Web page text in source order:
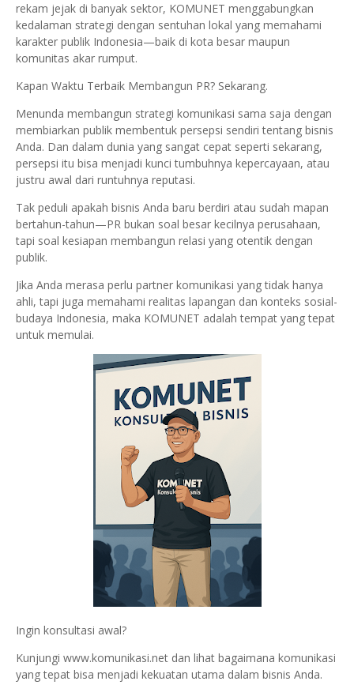
rekam jejak di banyak sektor, KOMUNET menggabungkan
kedalaman strategi dengan sentuhan lokal yang memahami
karakter publik Indonesia—baik di kota besar maupun
komunitas akar rumput.
Kapan Waktu Terbaik Membangun PR? Sekarang.
Menunda membangun strategi komunikasi sama saja dengan
membiarkan publik membentuk persepsi sendiri tentang bisnis
Anda. Dan dalam dunia yang sangat cepat seperti sekarang,
persepsi itu bisa menjadi kunci tumbuhnya kepercayaan, atau
justru awal dari runtuhnya reputasi.
Tak peduli apakah bisnis Anda baru berdiri atau sudah mapan
bertahun-tahun—PR bukan soal besar kecilnya perusahaan,
tapi soal kesiapan membangun relasi yang otentik dengan
publik.
Jika Anda merasa perlu partner komunikasi yang tidak hanya
ahli, tapi juga memahami realitas lapangan dan konteks sosial-
budaya Indonesia, maka KOMUNET adalah tempat yang tepat
untuk memulai.
Ingin konsultasi awal?
Kunjungi www.komunikasi.net dan lihat bagaimana komunikasi
yang tepat bisa menjadi kekuatan utama dalam bisnis Anda.